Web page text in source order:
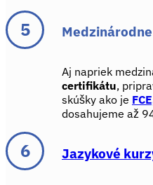
Aj napriek
certifikátu,
skúšky ako je
dosahujeme až
Jazykové